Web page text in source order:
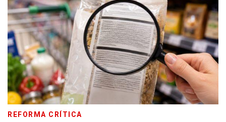
REFORMA CRÍTICA